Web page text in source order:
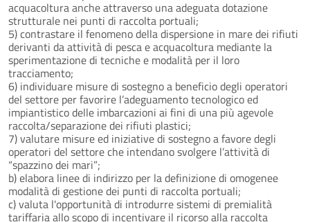
acquacoltura anche attraverso una adeguata dotazione
strutturale nei punti di raccolta portuali;
5) contrastare il fenomeno della dispersione in mare dei rifiuti
derivanti da attività di pesca e acquacoltura mediante la
sperimentazione di tecniche e modalità per il loro
tracciamento;
6) individuare misure di sostegno a beneficio degli operatori
del settore per favorire l’adeguamento tecnologico ed
impiantistico delle imbarcazioni ai fini di una più agevole
raccolta/separazione dei rifiuti plastici;
7) valutare misure ed iniziative di sostegno a favore degli
operatori del settore che intendano svolgere l’attività di
“spazzino dei mari”;
b) elabora linee di indirizzo per la definizione di omogenee
modalità di gestione dei punti di raccolta portuali;
c) valuta l'opportunità di introdurre sistemi di premialità
tariffaria allo scopo di incentivare il ricorso alla raccolta